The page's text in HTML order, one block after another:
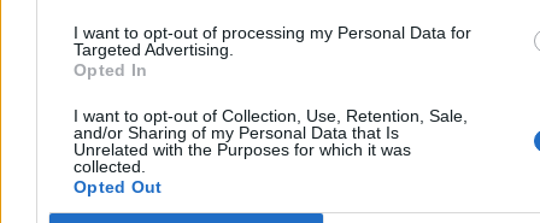
I want to opt-out of processing my Personal Data for
Targeted Advertising.
Opted In
I want to opt-out of Collection, Use, Retention, Sale,
and/or Sharing of my Personal Data that Is
Unrelated with the Purposes for which it was
collected.
Opted Out
Reklama